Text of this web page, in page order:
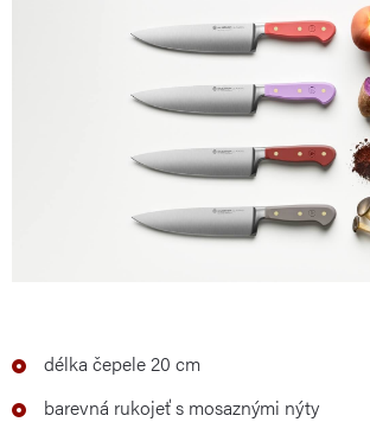
délka čepele 20 cm
barevná rukojeť s mosaznými nýty